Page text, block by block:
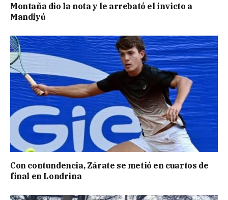
Montaña dio la nota y le arrebató el invicto a
Mandiyú
Con contundencia, Zárate se metió en cuartos de
final en Londrina